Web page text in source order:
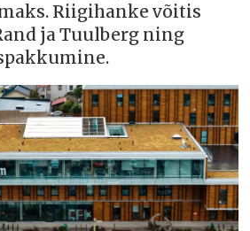
Riigihanke võitis
ja Tuulberg ning